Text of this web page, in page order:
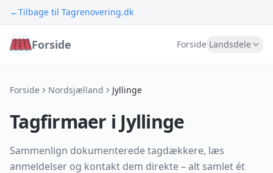
←Tilbage til Tagrenovering.dk
Forside Forside Landsdele
Forside Nordsjælland Jyllinge
Tagfirmaer i Jyllinge
Sammenlign dokumenterede tagdækkere, læs
anmeldelser og kontakt dem direkte – alt samlet ét